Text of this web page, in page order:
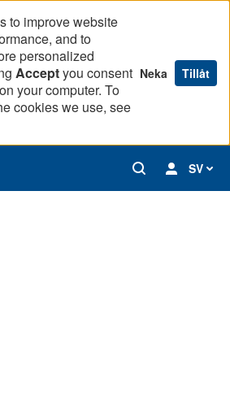
to improve website
and to
personalized
Acceptyou consent
your computer. To
cookies we use, see
Neka Tillåt
SV